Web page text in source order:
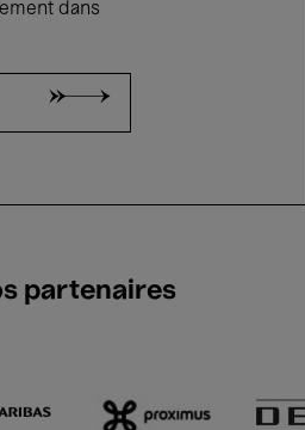
dans
partenaires